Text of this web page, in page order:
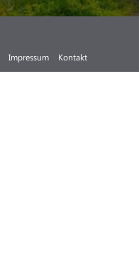
Impressum Kontakt